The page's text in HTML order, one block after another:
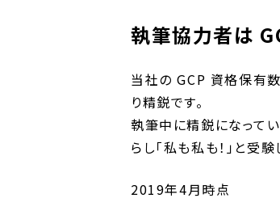
執筆協力者は
当社の GCP 資格保有
り精鋭です。
執筆中に精鋭になって
らし「私も私も！」と受
2019年4月時点